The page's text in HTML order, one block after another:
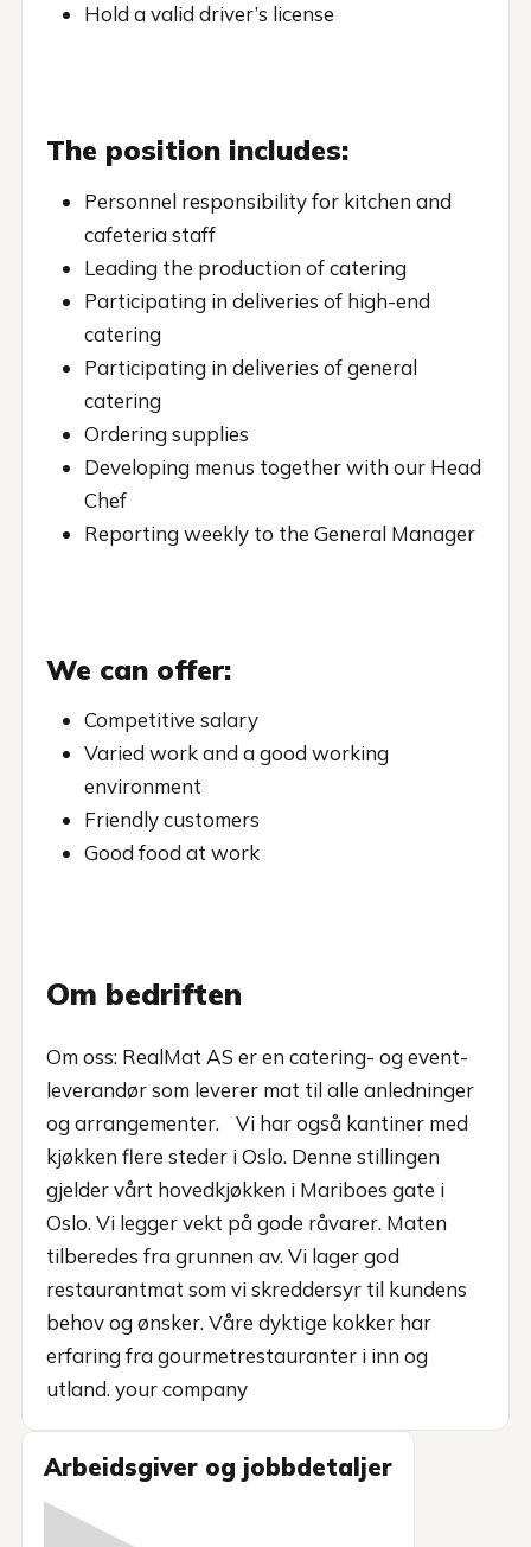
Hold a valid driver’s license
The position includes:
Personnel responsibility for kitchen and
cafeteria staff
Leading the production of catering
Participating in deliveries of high-end
catering
Participating in deliveries of general
catering
Ordering supplies
Developing menus together with our Head
Chef
Reporting weekly to the General Manager
We can offer:
Competitive salary
Varied work and a good working
environment
Friendly customers
Good food at work
Om bedriften
Om oss: RealMat AS er en catering- og event-
leverandør som leverer mat til alle anledninger
og arrangementer. Vi har også kantiner med
kjøkken flere steder i Oslo. Denne stillingen
gjelder vårt hovedkjøkken i Mariboes gate i
Oslo. Vi legger vekt på gode råvarer. Maten
tilberedes fra grunnen av. Vi lager god
restaurantmat som vi skreddersyr til kundens
behov og ønsker. Våre dyktige kokker har
erfaring fra gourmetrestauranter i inn og
utland. your company
Arbeidsgiver og jobbdetaljer